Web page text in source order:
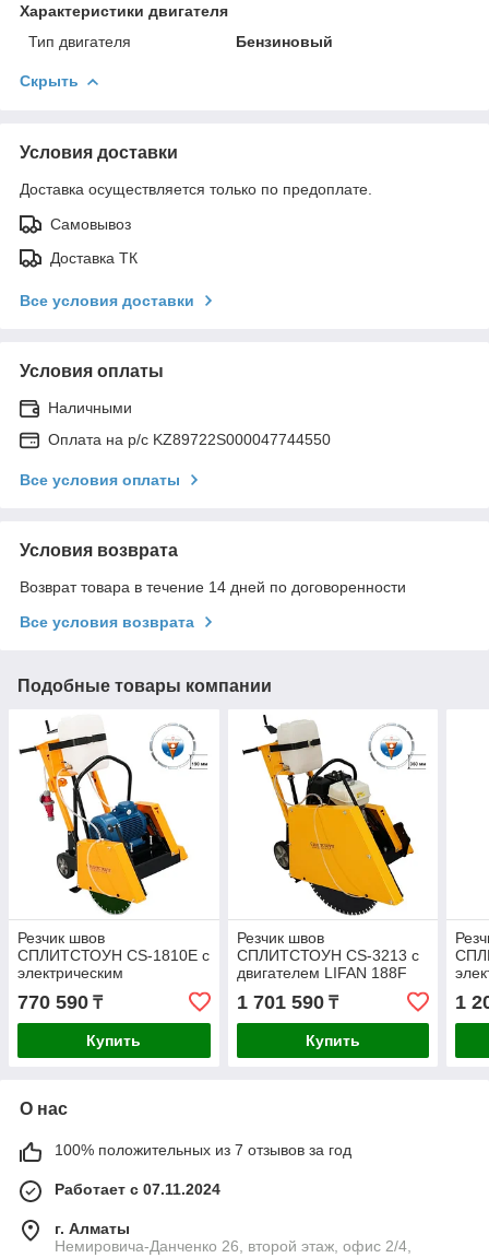
Характеристики двигателя
Тип двигателя
Бензиновый
Скрыть
Условия доставки
Доставка осуществляется только по предоплате.
Самовывоз
Доставка ТК
Все условия доставки
Условия оплаты
Наличными
Оплата на р/с KZ89722S000047744550
Все условия оплаты
Условия возврата
Возврат товара в течение 14 дней по договоренности
Все условия возврата
Подобные товары компании
Резчик швов
СПЛИТСТОУН СS-1810E c
электрическим
двигателем
770 590 ₸
Купить
Резчик швов
СПЛИТСТОУН СS-3213 с
двигателем LIFAN 188F
1 701 590₸
Купить
1
О нас
100% положительных из 7 отзывов за год
Работает с 07.11.2024
г. Алматы
Немировича-Данченко 26, второй этаж, офис 2/4,